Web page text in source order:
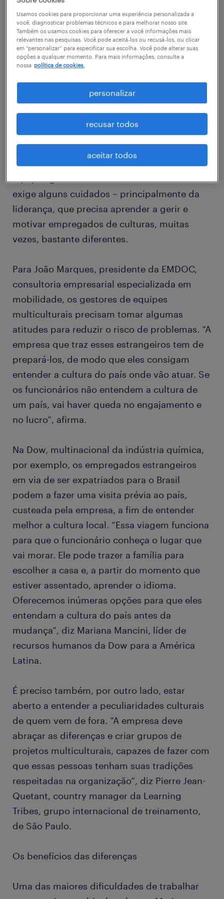
que é visto com bons olhos pelos
trabalhadores brasileiros. Uma pesquisa
realizada pela Randstad, consultoria de
recursos humanos, com 13 600 pessoas em
de nosso país valorizam a diversidade no
ambiente de trabalho.
Essa abertura aos estrangeiros reflete uma
realidade cada vez mais frequente nas
empresas, inclusive as nacionais, de ter
exige alguns cuidados – principalmente da
liderança, que precisa aprender a gerir e
motivar empregados de culturas, muitas
vezes, bastante diferentes.
Para João Marques, presidente da EMDOC,
consultoria empresarial especializada em
mobilidade, os gestores de equipes
multiculturais precisam tomar algumas
atitudes para reduzir o risco de problemas. “A
empresa que traz esses estrangeiros tem de
prepará-los, de modo que eles consigam
entender a cultura do país onde vão atuar. Se
os funcionários não entendem a cultura de
um país, vai haver queda no engajamento e
no lucro”, afirma.
Na Dow, multinacional da indústria química,
por exemplo, os empregados estrangeiros
em via de ser expatriados para o Brasil
podem a fazer uma visita prévia ao país,
custeada pela empresa, a fim de entender
melhor a cultura local. “Essa viagem funciona
para que o funcionário conheça o lugar que
vai morar. Ele pode trazer a família para
escolher a casa e, a partir do momento que
estiver assentado, aprender o idioma.
Oferecemos inúmeras opções para que eles
entendam a cultura do país antes da
mudança”, diz Mariana Mancini, líder de
recursos humanos da Dow para a América
Latina.
É preciso também, por outro lado, estar
aberto a entender a peculiaridades culturais
de quem vem de fora. “A empresa deve
abraçar as diferenças e criar grupos de
projetos multiculturais, capazes de fazer com
que essas pessoas tenham suas tradições
respeitadas na organização”, diz Pierre Jean-
Quetant, country manager da Learning
Tribes, grupo internacional de treinamento,
de São Paulo.
Os benefícios das diferenças
Uma das maiores dificuldades de trabalhar
Usamos cookies para proporcionar uma experiência personalizada a
você, diagnosticar problemas técnicos e para melhorar nosso site.
Também os usamos cookies para oferecer a você informações mais
relevantes nas pesquisas. Você pode aceitá-los ou recusá-los, ou clicar
em “personalizar” para especificar sua escolha. Você pode alterar suas
opções a qualquer momento. Para mais informações, consulte a
nossa política de cookies.
personalizar
recusar todos
aceitar todos